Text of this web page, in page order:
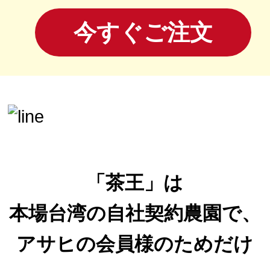
今すぐご注文
「茶王」は
本場台湾の自社契約農園で、
アサヒの会員様のためだけ